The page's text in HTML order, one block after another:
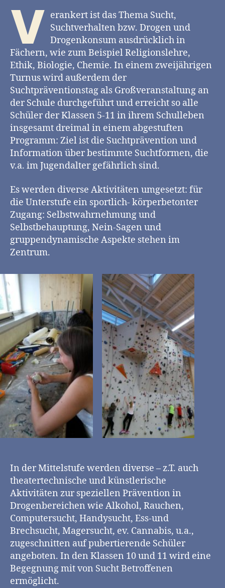
V erankert ist das Thema Sucht,
Suchtverhalten bzw. Drogen und
Drogenkonsum ausdrücklich in
Fächern, wie zum Beispiel Religionslehre,
Ethik, Biologie, Chemie. In einem zweijährigen
Turnus wird außerdem der
Suchtpräventionstag als Großveranstaltung an
der Schule durchgeführt und erreicht so alle
Schüler der Klassen 5-11 in ihrem Schulleben
insgesamt dreimal in einem abgestuften
Programm: Ziel ist die Suchtprävention und
Information über bestimmte Suchtformen, die
v.a. im Jugendalter gefährlich sind.
Es werden diverse Aktivitäten umgesetzt: für
die Unterstufe ein sportlich- körperbetonter
Zugang: Selbstwahrnehmung und
Selbstbehauptung, Nein-Sagen und
gruppendynamische Aspekte stehen im
Zentrum.
In der Mittelstufe werden diverse – z.T. auch
theatertechnische und künstlerische
Aktivitäten zur speziellen Prävention in
Drogenbereichen wie Alkohol, Rauchen,
Computersucht, Handysucht, Ess-und
Brechsucht, Magersucht, ev. Cannabis, u.a.,
zugeschnitten auf pubertierende Schüler
angeboten. In den Klassen 10 und 11 wird eine
Begegnung mit von Sucht Betroffenen
ermöglicht.